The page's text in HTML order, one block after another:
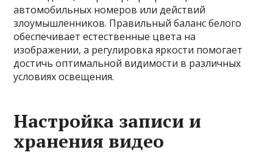
автомобильных номеров или действий
злоумышленников. Правильный баланс белого
обеспечивает естественные цвета на
изображении, а регулировка яркости помогает
достичь оптимальной видимости в различных
условиях освещения.
Настройка записи и
хранения видео